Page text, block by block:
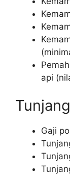
api
Gaji